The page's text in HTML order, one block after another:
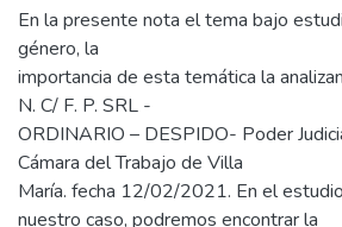
En la presente nota el tema bajo
género, la
importancia de esta temática la
N. C/ F. P. SRL -
ORDINARIO – DESPIDO- Poder
Cámara del Trabajo de Villa
María. fecha 12/02/2021. En el
nuestro caso, podremos encontrar la